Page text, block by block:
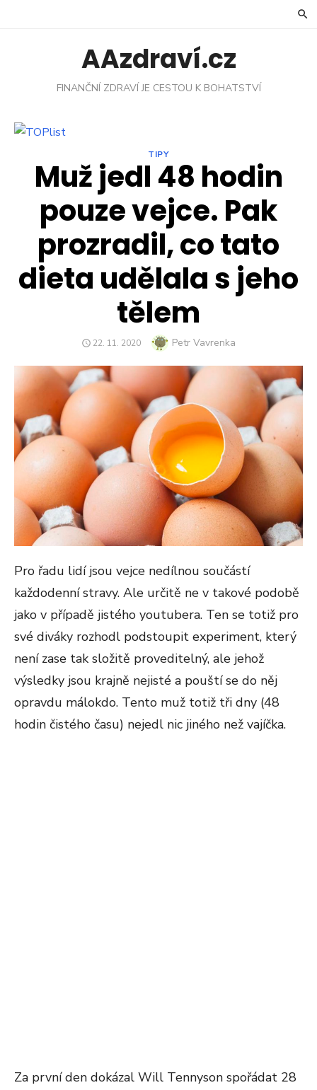
AAzdraví.cz
FINANČNÍ ZDRAVÍ JE CESTOU K BOHATSTVÍ
TIPY
Muž jedl 48 hodin
pouze vejce. Pak
prozradil, co tato
dieta udělala s jeho
tělem
POSTED
22. 11. 2020 Author
Petr Vavrenka
Pro řadu lidí jsou vejce nedílnou součástí
každodenní stravy. Ale určitě ne v takové podobě
jako v případě jistého youtubera. Ten se totiž pro
své diváky rozhodl podstoupit experiment, který
není zase tak složitě proveditelný, ale jehož
výsledky jsou krajně nejisté a pouští se do něj
opravdu málokdo. Tento muž totiž tři dny (48
hodin čistého času) nejedl nic jiného než vajíčka.
Za první den dokázal Will Tennyson spořádat 28